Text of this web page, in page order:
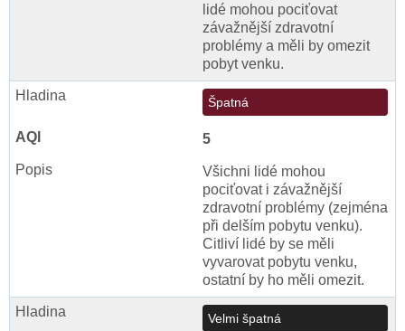
lidé mohou pociťovat
závažnější zdravotní
problémy a měli by omezit
pobyt venku.
Špatná
5
Všichni lidé mohou
pociťovat i závažnější
zdravotní problémy (zejména
při delším pobytu venku).
Citliví lidé by se měli
vyvarovat pobytu venku,
ostatní by ho měli omezit.
Velmi špatná